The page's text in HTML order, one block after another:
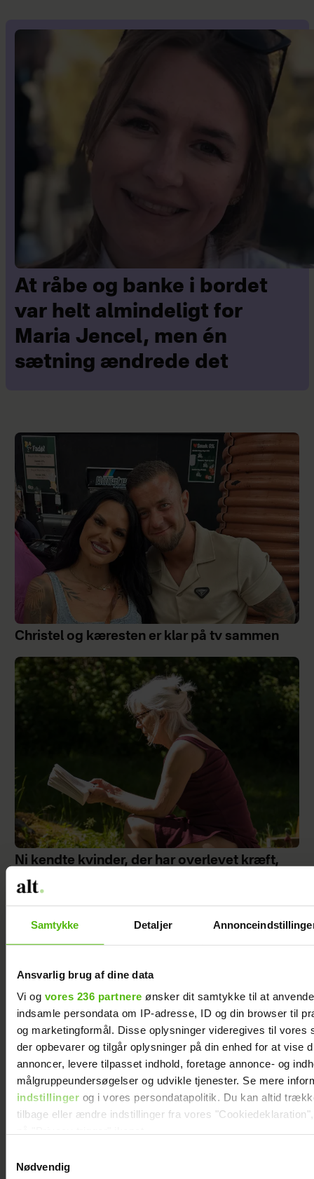
Samtykke Detaljer
Ansvarlig brug af dine data
Vi og vores 236 partnere ønsker dit samtykke til at
indsamle persondata om IP-adresse, ID og din browser til
og marketingformål. Disse oplysninger videregives til vores
der opbevarer og tilgår oplysninger på din enhed for at vise
annoncer, levere tilpasset indhold, foretage annonce- og
målgruppeundersøgelser og udvikle tjenester. Se mere
indstillingerog i vores persondatapolitik. Du kan altid
tilbage eller ændre indstillinger fra vores
Dine valg anvendes på hele websitet.
Nødvendig
At råbe og banke i bordet
var helt almindeligt for
Maria Jencel, men én
sætning ændrede det
Christel og kæresten er klar på tv sammen
Ni kendte kvinder, der har overlevet kræft,
nye bøger, du bør læse lige nu
Efter brud: Sofie Martinusen og Daniel Lazrak